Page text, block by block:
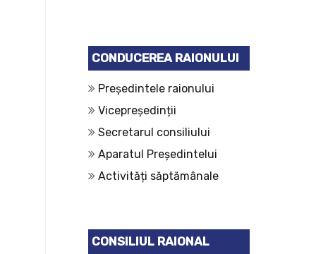
CONDUCEREA RAIONULUI
Președintele raionului
Vicepreședinții
Secretarul consiliului
Aparatul Președintelui
Activități săptămânale
CONSILIUL RAIONAL